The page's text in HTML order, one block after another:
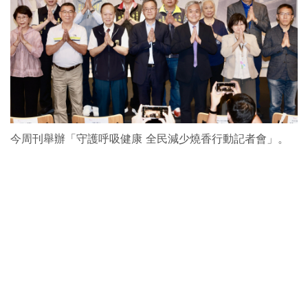
今周刊舉辦「守護呼吸健康 全民減少燒香行動記者會」。